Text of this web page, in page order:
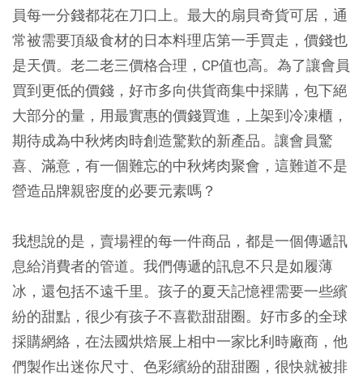
員每一分錢都花在刀口上。最大的扇貝奇貨可居，通
常被需要頂級食材的日本料理店第一手買走，價錢也
是天價。老二老三價格合理，CP值也高。為了讓會員
買到更低的價錢，好市多向供貨商集中採購，包下絕
大部分的量，用最實惠的價錢買進，上架到冷凍櫃，
期待成為中秋烤肉時創造驚歎的新產品。讓會員驚
喜、滿意，有一個難忘的中秋烤肉聚會，這難道不是
營造品牌親密度的必要元素嗎？
我想說的是，賣場裡的每一件商品，都是一個傳遞訊
息給消費者的管道。我們傳遞的訊息不只是如履薄
冰，還包括不遠千里。孩子的夏天記憶裡需要一些繽
紛的甜點，很少有孩子不喜歡甜甜圈。好市多的全球
採購網絡，在法國烘焙展上相中一家比利時廠商，他
們製作出迷你尺寸、色彩繽紛的甜甜圈，很快就被排